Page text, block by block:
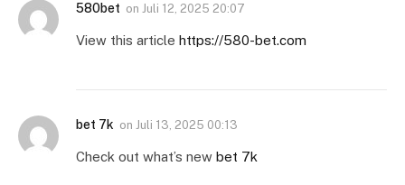
580bet on Juli 12, 2025 20:07
View this article https://580-bet.com
bet 7k on Juli 13, 2025 00:13
Check out what’s new bet 7k